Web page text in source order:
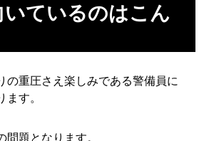
ているのはこん
の重圧さえ楽しみである警備員に
す。
題となります。